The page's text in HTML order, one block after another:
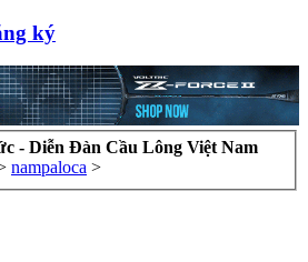
ký
- Diễn Đàn Cầu Lông Việt Nam
nampaloca >